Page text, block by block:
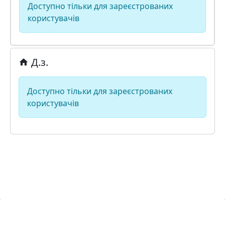
Доступно тільки для зареєстрованих
користувачів
Д.з.
Доступно тільки для зареєстрованих
користувачів